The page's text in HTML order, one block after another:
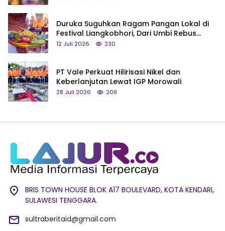
Duruka Suguhkan Ragam Pangan Lokal di
Festival Liangkobhori, Dari Umbi Rebus
hingga Tumpeng Beras Muna
12 Juli 2026 230
PT Vale Perkuat Hilirisasi Nikel dan
Keberlanjutan Lewat IGP Morowali
28 Juli 2026 209
BRIS TOWN HOUSE BLOK A17 BOULEVARD, KOTA KENDARI,
SULAWESI TENGGARA.
sultraberitaid@gmail.com